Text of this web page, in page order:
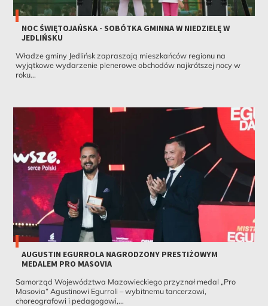
NOC ŚWIĘTOJAŃSKA - SOBÓTKA GMINNA W NIEDZIELĘ W
JEDLIŃSKU
Władze gminy Jedlińsk zapraszają mieszkańców regionu na
wyjątkowe wydarzenie plenerowe obchodów najkrótszej nocy w
roku...
AUGUSTIN EGURROLA NAGRODZONY PRESTIŻOWYM
MEDALEM PRO MASOVIA
Samorząd Województwa Mazowieckiego przyznał medal „Pro
Masovia” Agustinowi Egurroli – wybitnemu tancerzowi,
choreografowi i pedagogowi,...